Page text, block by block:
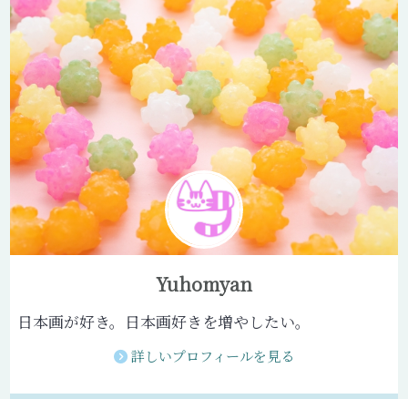
Yuhomyan
日本画が好き。日本画好きを増やしたい。
詳しいプロフィールを見る